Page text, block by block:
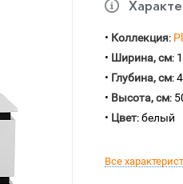
• Коллекция:
• Ширина, см:
• Глубина, см:
• Высота, см:
• Цвет: белый
Все